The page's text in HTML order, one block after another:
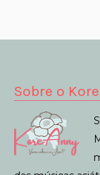
Sobre o